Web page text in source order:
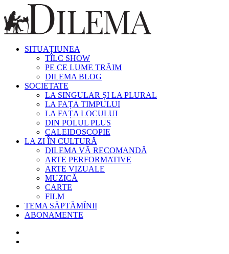
SITUAȚIUNEA
TÎLC SHOW
PE CE LUME TRĂIM
DILEMA BLOG
SOCIETATE
LA SINGULAR ȘI LA PLURAL
LA FAȚA TIMPULUI
LA FAȚA LOCULUI
DIN POLUL PLUS
CALEIDOSCOPIE
LA ZI ÎN CULTURĂ
DILEMA VĂ RECOMANDĂ
ARTE PERFORMATIVE
ARTE VIZUALE
MUZICĂ
CARTE
FILM
TEMA SĂPTĂMÎNII
ABONAMENTE